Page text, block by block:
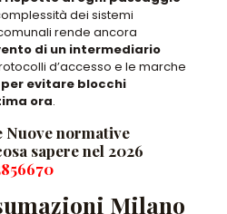
dei sistemi
rende ancora
di un intermediario
d’accesso e le marche
per evitare blocchi
ora.
normative
sapere nel 2026
Milano